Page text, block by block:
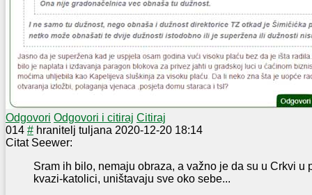
Odgovori Odgovori i citiraj Citiraj
014 # hranitelj tuljana 2020-12-20 18:14
Citat Seewer:
Sram ih bilo, nemaju obraza, a važno je da su u Crkvi u
kvazi-katolici, uništavaju sve oko sebe...